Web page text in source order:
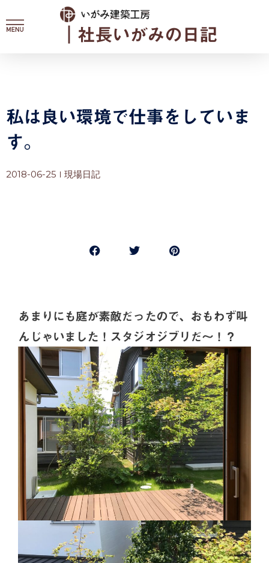
容
｜社長いがみの日記
私は良い環境で仕事をしていま
す。
2018-06-25 現場日記
あまりにも庭が素敵だったので、おもわず叫
んじゃいました！スタジオジブリだ〜！？